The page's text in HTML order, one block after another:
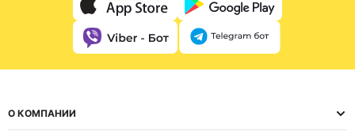
О КОМПАНИИ